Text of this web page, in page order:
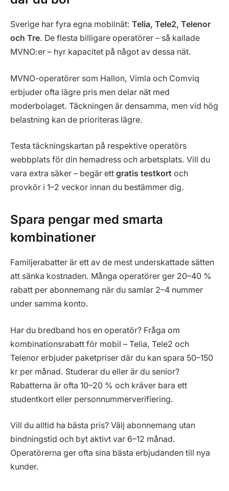
Sverige har fyra egna mobilnät: Telia, Tele2, Telenor
och Tre. De flesta billigare operatörer – så kallade
MVNO:er – hyr kapacitet på något av dessa nät.
MVNO-operatörer som Hallon, Vimla och Comviq
erbjuder ofta lägre pris men delar nät med
moderbolaget. Täckningen är densamma, men vid hög
belastning kan de prioriteras lägre.
Testa täckningskartan på respektive operatörs
webbplats för din hemadress och arbetsplats. Vill du
vara extra säker – begär ett gratis testkort och
provkör i 1–2 veckor innan du bestämmer dig.
Spara pengar med smarta
kombinationer
Familjerabatter är ett av de mest underskattade sätten
att sänka kostnaden. Många operatörer ger 20–40 %
rabatt per abonnemang när du samlar 2–4 nummer
under samma konto.
Har du bredband hos en operatör? Fråga om
kombinationsrabatt för mobil – Telia, Tele2 och
Telenor erbjuder paketpriser där du kan spara 50–150
kr per månad. Studerar du eller är du senior?
Rabatterna är ofta 10–20 % och kräver bara ett
studentkort eller personnummerverifiering.
Vill du alltid ha bästa pris? Välj abonnemang utan
bindningstid och byt aktivt var 6–12 månad.
Operatörerna ger ofta sina bästa erbjudanden till nya
kunder.